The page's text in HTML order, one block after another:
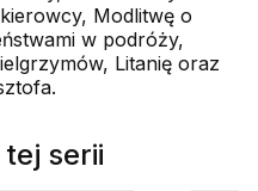
Modlitwę o
w podróży,
Litanię oraz
tej serii